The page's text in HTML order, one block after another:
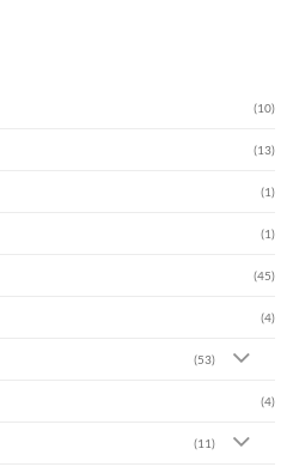
(10)
(13)
(1)
(1)
(45)
(4)
(53)
(4)
(11)